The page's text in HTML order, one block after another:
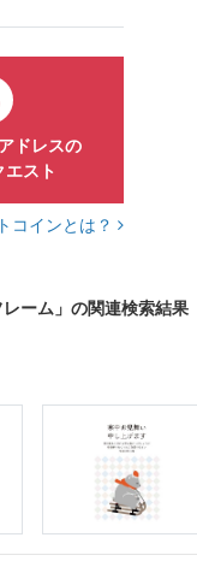
ドレスの
スト
コインとは？
ーム」の関連検索結果